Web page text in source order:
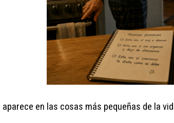
en las cosas más pequeñas de la